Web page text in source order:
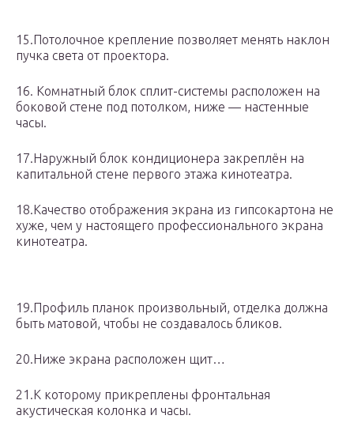
15.Потолочное крепление позволяет менять наклон
пучка света от проектора.
16. Комнатный блок сплит-системы расположен на
боковой стене под потолком, ниже — настенные
часы.
17.Наружный блок кондиционера закреплён на
капитальной стене первого этажа кинотеатра.
18.Качество отображения экрана из гипсокартона не
хуже, чем у настоящего профессионального экрана
кинотеатра.
19.Профиль планок произвольный, отделка должна
быть матовой, чтобы не создавалось бликов.
20.Ниже экрана расположен щит…
21.К которому прикреплены фронтальная
акустическая колонка и часы.